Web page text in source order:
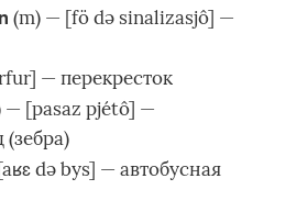
(m) — [fö də sinalizasjô] —
— перекресток
— [pasaz pjétô] —
də bys] — автобусная